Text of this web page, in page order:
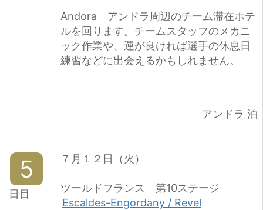
Andora アンドラ周辺のチーム滞在ホテ
ルを回ります。チームスタッフのメカニ
ック作業や、運が良ければ選手の休息日
練習などに出会えるかもしれません。
アンドラ 泊
5
日目
７月１２日（火）
ツールドフランス 第10ステージ
Escaldes-Engordany / Revel